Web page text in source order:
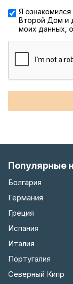
Я ознакомился
Второй Дом и
моих данных,
Популярные
Болгария
Германия
Греция
Испания
Италия
Португалия
Северный Кипр